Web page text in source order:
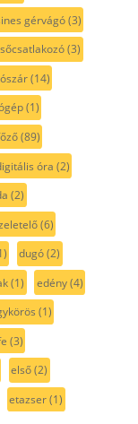
gérvágó(3)
(3)
(14)
(1)
(89)
óra (2)
(2)
(6)
dugó(2)
(1) edény(4)
(1)
(3)
első(2)
etazser(1)